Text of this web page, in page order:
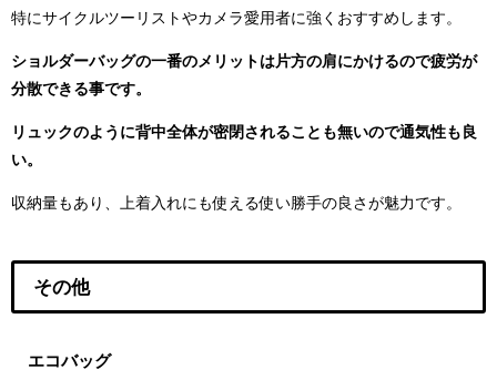
特にサイクルツーリストやカメラ愛用者に強くおすすめします。
ショルダーバッグの一番のメリットは片方の肩にかけるので疲労が
分散できる事です。
リュックのように背中全体が密閉されることも無いので通気性も良
い。
収納量もあり、上着入れにも使える使い勝手の良さが魅力です。
その他
エコバッグ